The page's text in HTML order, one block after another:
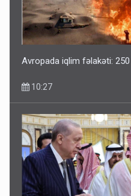
Avropada iqlim fəlakəti:
10:27